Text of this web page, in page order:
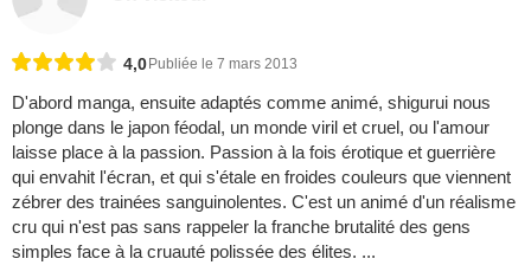
4,0Publiée le 7 mars 2013
D'abord manga, ensuite adaptés comme animé, shigurui nous
plonge dans le japon féodal, un monde viril et cruel, ou l'amour
laisse place à la passion. Passion à la fois érotique et guerrière
qui envahit l'écran, et qui s'étale en froides couleurs que viennent
zébrer des trainées sanguinolentes. C'est un animé d'un réalisme
cru qui n'est pas sans rappeler la franche brutalité des gens
simples face à la cruauté polissée des élites. ...